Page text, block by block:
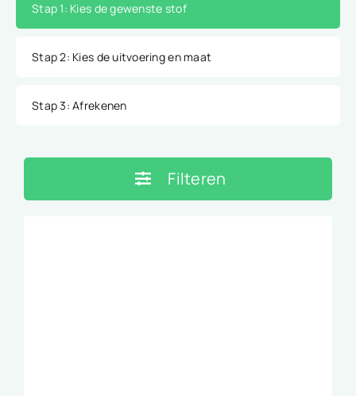
Stap 1: Kies de gewenste stof
Stap 2: Kies de uitvoering en maat
Stap 3: Afrekenen
Filteren